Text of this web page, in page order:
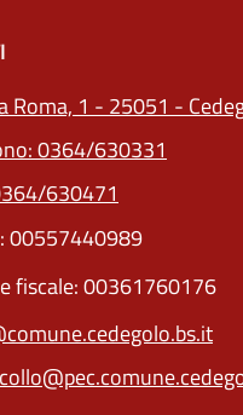
Roma, 1 - 25051 -
0364/630331
630471
00557440989
fiscale: 00361760176